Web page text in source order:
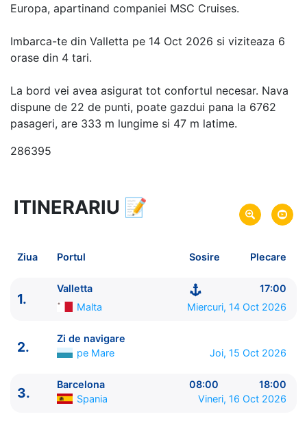
Europa, apartinand companiei MSC Cruises.
Imbarca-te din Valletta pe 14 Oct 2026 si viziteaza 6
orase din 4 tari.
La bord vei avea asigurat tot confortul necesar. Nava
dispune de 22 de punti, poate gazdui pana la 6762
pasageri, are 333 m lungime si 47 m latime.
286395
8 zile vacanta de croaziera in
Marea Mediterana de Vest -
Plecare pe 14 Oct 2026 din Valletta, Malta
MSC Cruises
ITINERARIU 📝
Ziua Portul Sosire Plecare
1.
Valletta
17:00
Malta
Miercuri, 14 Oct 2026
2.
Zi de navigare
pe Mare
Joi, 15 Oct 2026
3.
Barcelona 08:00
18:00
Spania
Vineri, 16 Oct 2026